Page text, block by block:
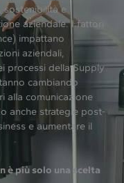
sostenibilità e
aziendale. I fattori
impattano
aziendali,
processi della Supply
cambiando
alla comunicazione
anche strategie post-
e aumentare il
è più solo una scelta